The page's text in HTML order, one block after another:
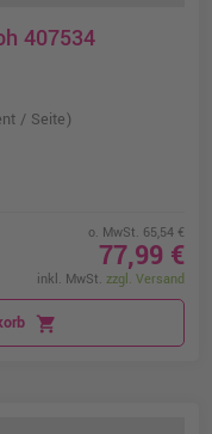
407534
/ Seite)
o. MwSt. 65,54 €
77,99 €
inkl. MwSt. zzgl. Versand
shopping_cart